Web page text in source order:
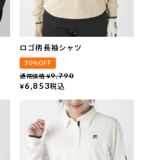
ロゴ柄長袖シャツ
30％OFF
通常価格 ¥9,790
¥6,853税込